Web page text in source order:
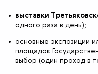
выставки
одного раза в день);
основные экспозиции
площадок
выбор (один проход в